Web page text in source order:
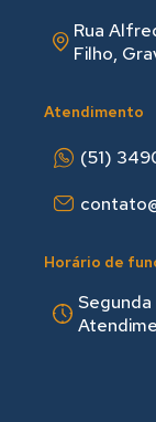
Rua
Filho,
Atendimento
(51)
Horário de
Segunda